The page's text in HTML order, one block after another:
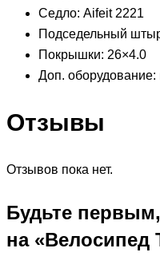
Седло: Aifeit 2221
Подседельный
Покрышки: 26×4.0
Доп. оборудование:
Отзывы
Отзывов пока нет.
Будьте
на «Велосипед